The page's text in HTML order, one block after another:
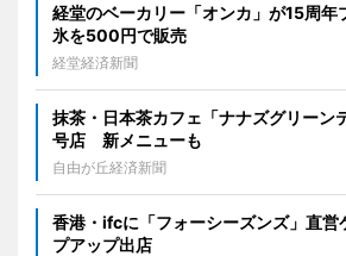
経堂のベーカリー「オンカ」が15周
氷を500円で販売
経堂経済新聞
抹茶・日本茶カフェ「ナナズグリーン
号店 新メニューも
自由が丘経済新聞
香港・ifcに「フォーシーズンズ」直営
プアップ出店